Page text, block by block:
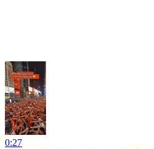
0:27